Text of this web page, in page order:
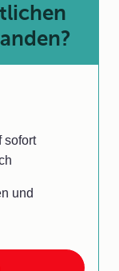
sofort
und